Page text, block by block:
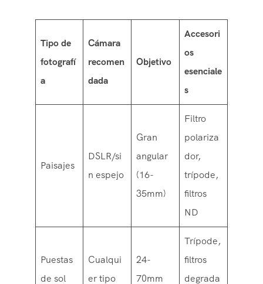
Tipo de
fotografí
a
Cámara
recomen
dada
Objetivo
Accesori
os
esenciale
s
Paisajes
DSLR/si
n espejo
Gran
angular
(16-
35mm)
Filtro
polariza
dor,
trípode,
filtros
ND
Puestas
de sol
Cualqui
er tipo
24-
70mm
Trípode,
filtros
degrada